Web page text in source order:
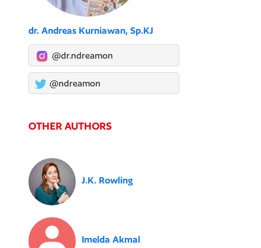
dr. Andreas Kurniawan, Sp.KJ
@dr.ndreamon
@ndreamon
OTHER AUTHORS
J.K. Rowling
Imelda Akmal